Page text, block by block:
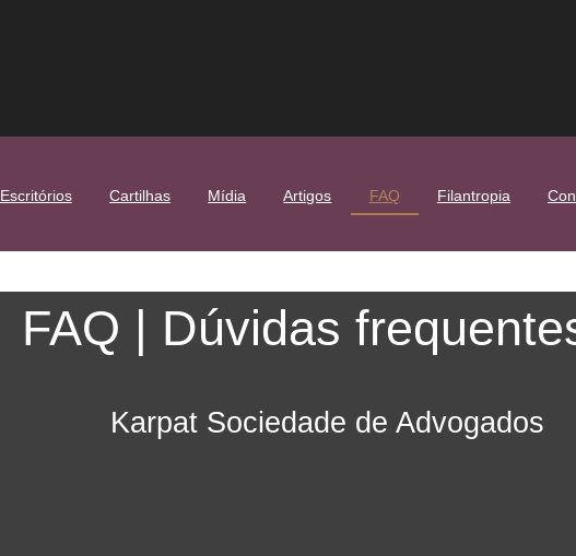
Escritórios Cartilhas Mídia Artigos FAQ Filantropia
FAQ | Dúvidas
Karpat Sociedade de Advogados